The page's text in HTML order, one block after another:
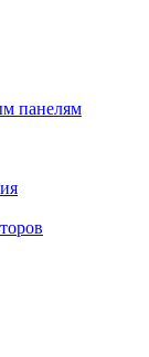
панелям